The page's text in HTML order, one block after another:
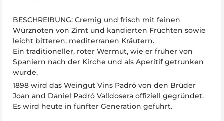
BESCHREIBUNG: Cremig und frisch mit feinen
Würznoten von Zimt und kandierten Früchten sowie
leicht bitteren, mediterranen Kräutern.
Ein traditioneller, roter Wermut, wie er früher von
Spaniern nach der Kirche und als Aperitif getrunken
wurde.
1898 wird das Weingut Vins Padró von den Brüder
Joan and Daniel Padró Valldosera offiziell gegründet.
Es wird heute in fünfter Generation geführt.